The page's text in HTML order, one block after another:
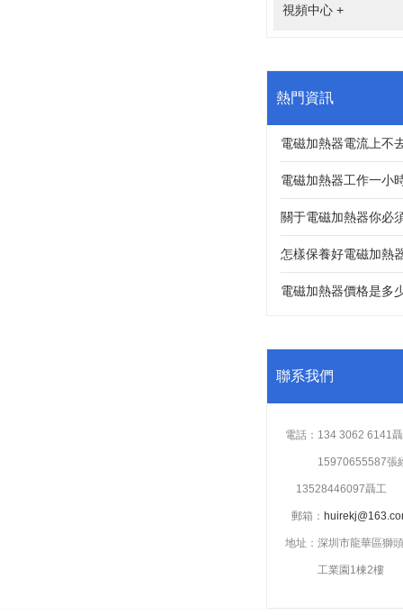
視頻中心 +
熱門資訊
電磁加熱器電流上不
關于電磁加熱器你必
怎樣保養好電磁加熱
電磁加熱器價格是多
聯系我們
電話：134 3062 6141
15970655587張
13528446097聶工
郵箱：
地址：深圳市龍華區獅
工業園1棟2樓